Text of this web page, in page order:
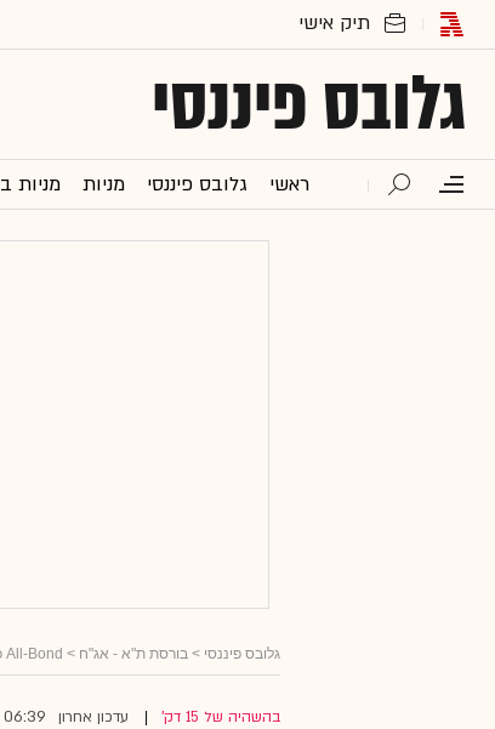
גלובס פיננסי
ראשי גלובס פיננסי מניות מניות
גלובס פיננסי > בורסת ת"א - אג"ח > All-Bond כללי
בהשהיה של 15 דק' עדכון אחרון 06:39